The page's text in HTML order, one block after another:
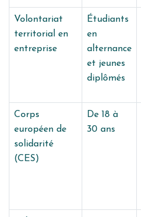
Volontariat
territorial en
entreprise
Étudiants
en
alternance
et jeunes
diplômés
Corps
européen de
solidarité
(CES)
De 18 à
30 ans